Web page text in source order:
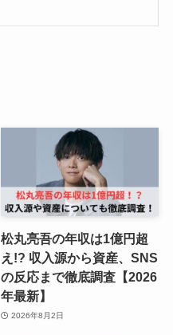
松丸亮吾の年収は1億円超
え!? 収入源から資産、SNS
の反応まで徹底調査【2026
年最新】
2026年8月2日